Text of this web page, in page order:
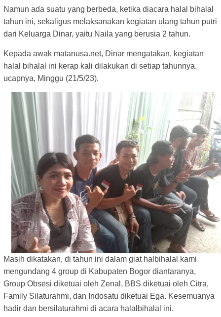
Namun ada suatu yang berbeda, ketika diacara halal bihalal
tahun ini, sekaligus melaksanakan kegiatan ulang tahun putri
dari Keluarga Dinar, yaitu Naila yang berusia 2 tahun.
Kepada awak matanusa.net, Dinar mengatakan, kegiatan
halal bihalal ini kerap kali dilakukan di setiap tahunnya,
ucapnya, Minggu (21/5/23).
Masih dikatakan, di tahun ini dalam giat halbihalal kami
mengundang 4 group di Kabupaten Bogor diantaranya,
Group Obsesi diketuai oleh Zenal , BBS diketuai oleh Citra,
Family Silaturahmi, dan Indosatu diketuai Ega. Kesemuanya
hadir dan bersilaturahmi di acara halalbihalal ini.